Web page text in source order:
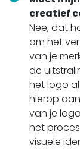
creatief
Nee, dat
om het
van je
de
het logo
hierop
van je
het
visuele